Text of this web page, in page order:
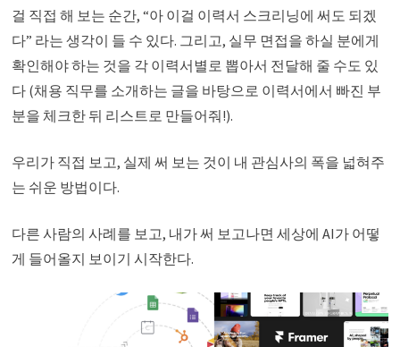
걸 직접 해 보는 순간, “아 이걸 이력서 스크리닝에 써도 되겠
다” 라는 생각이 들 수 있다. 그리고, 실무 면접을 하실 분에게
확인해야 하는 것을 각 이력서별로 뽑아서 전달해 줄 수도 있
다 (채용 직무를 소개하는 글을 바탕으로 이력서에서 빠진 부
분을 체크한 뒤 리스트로 만들어줘!).
우리가 직접 보고, 실제 써 보는 것이 내 관심사의 폭을 넓혀주
는 쉬운 방법이다.
다른 사람의 사례를 보고, 내가 써 보고나면 세상에 AI가 어떻
게 들어올지 보이기 시작한다.